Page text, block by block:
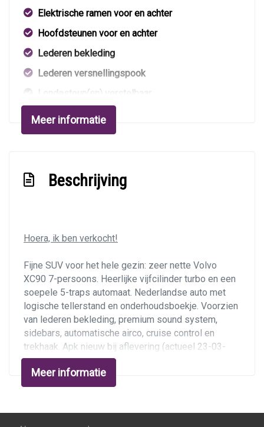
Elektrische ramen voor en achter
Hoofdsteunen voor en achter
Lederen bekleding
Lederen versnellingspook
Lendesteun(en) verstelbaar
Middenarmsteun voor
Stuur leder
Stuurbekrachtiging
Verstelbare stuurkolom
Exterieur
Achterspoiler
Bi-xenon koplampen
Buitenspiegels elektrisch inklapbaar
Buitenspiegels elektrisch verstel- en
verwarmbaar
Buitenspiegels met verlichting
Centrale vergrendeling met afstandsbediening
Meer informatie
Beschrijving
Hoera, ik ben verkocht!
Fijne SUV voor het hele gezin: zeer nette Volvo
XC90 7-persoons. Heerlijke vijfcilinder turbo en een
soepele 5-traps automaat. Nederlandse auto met
logische tellerstand en onderhoudsboekje. Voorzien
van lederen bekleding, premium sound system,
sidebars, automatische airco, cruise control en
trekhaak. Apk nieuw bij aflevering (actueel 23-03-
2024).
Ondernemers opgelet:youngtimer, deze kunt u
Vervolgens kunt u dan al uw autokosten zakelijk
Meer informatie